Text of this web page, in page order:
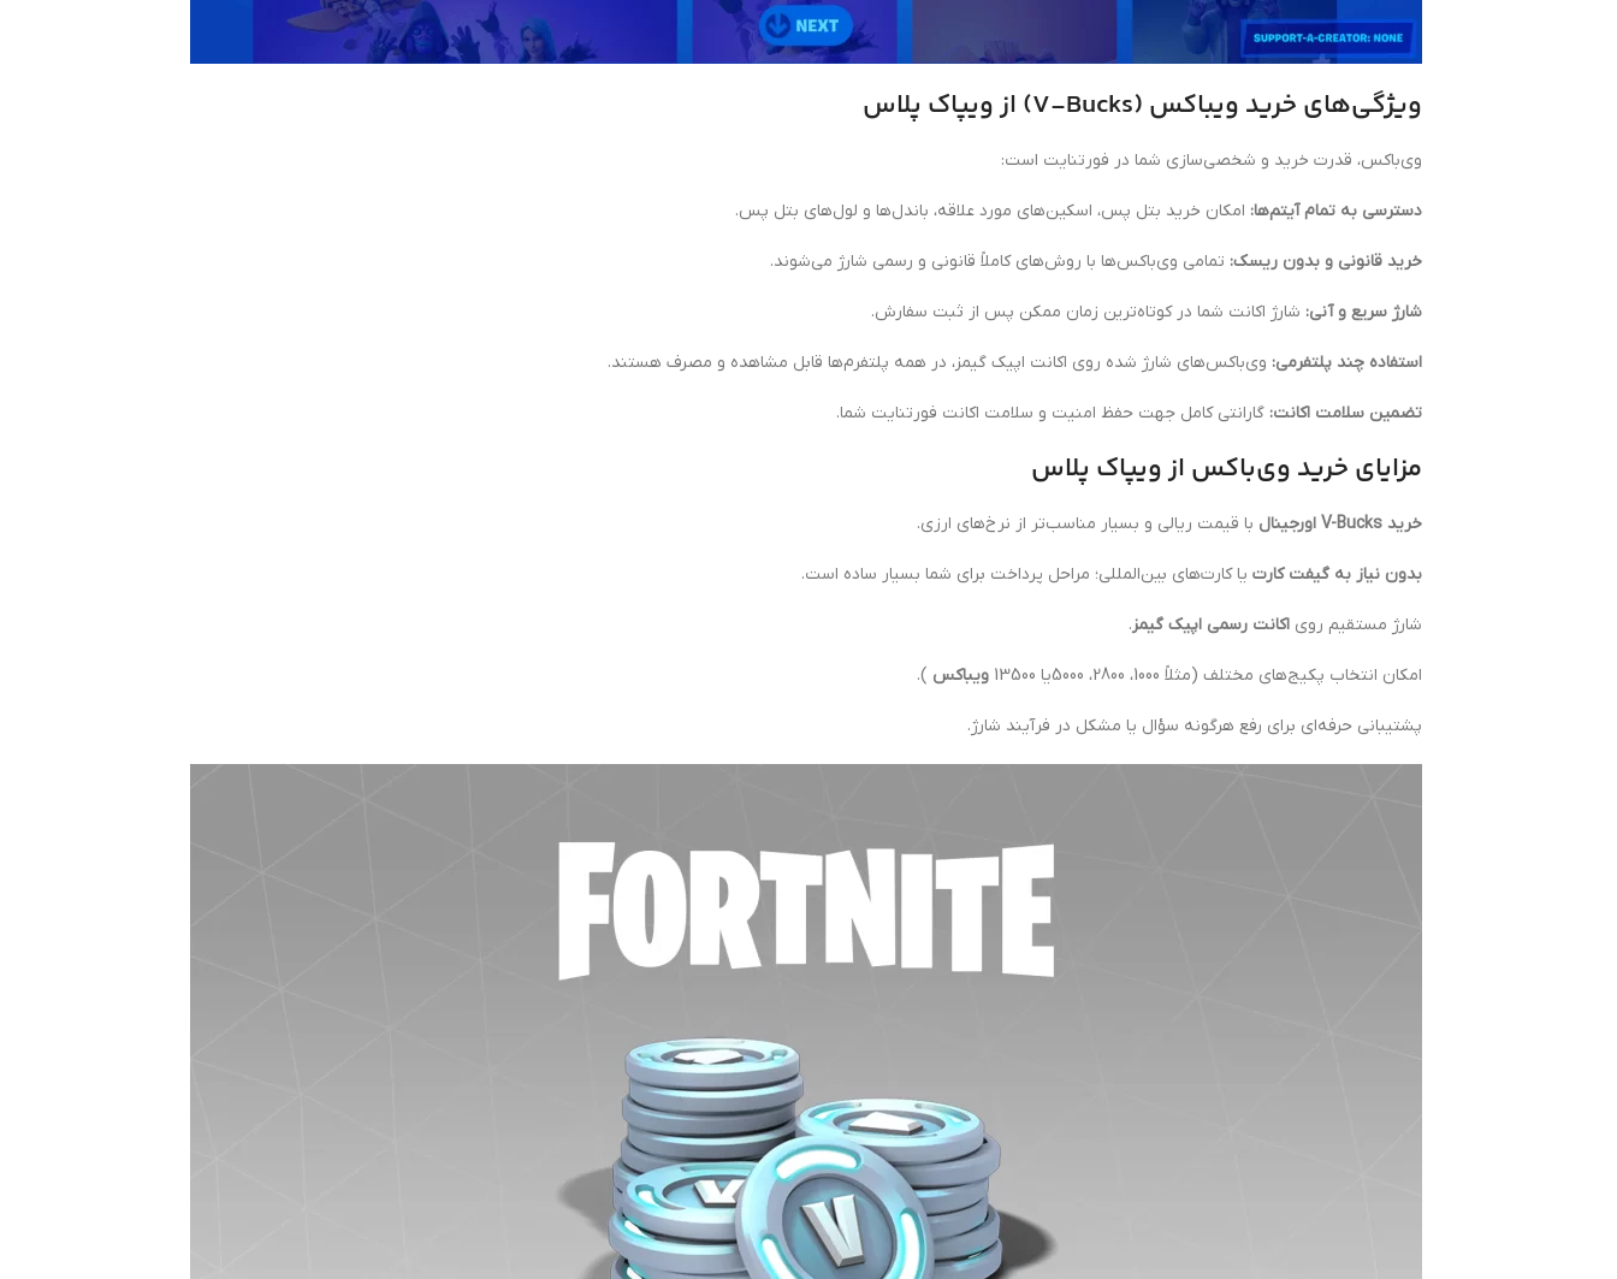
ویژگی‌های خرید ویباکس (V-Bucks) از ویپاک پلاس
وی‌باکس، قدرت خرید و شخصی‌سازی شما در فورتنایت است:
دسترسی به تمام آیتم‌ها: امکان خرید بتل پس، اسکین‌های مورد علاقه، باندل‌ها و لول‌های بتل پس.
خرید قانونی و بدون ریسک: تمامی وی‌باکس‌ها با روش‌های کاملاً قانونی و رسمی شارژ می‌شوند.
شارژ سریع و آنی: شارژ اکانت شما در کوتاه‌ترین زمان ممکن پس از ثبت سفارش.
استفاده چند پلتفرمی: وی‌باکس‌های شارژ شده روی اکانت اپیک گیمز، در همه پلتفرم‌ها قابل مشاهده و مصرف هستند.
تضمین سلامت اکانت: گارانتی کامل جهت حفظ امنیت و سلامت اکانت فورتنایت شما.
مزایای خرید وی‌باکس از ویپاک پلاس
خرید V-Bucks اورجینال با قیمت ریالی و بسیار مناسب‌تر از نرخ‌های ارزی.
بدون نیاز به گیفت کارت یا کارت‌های بین‌المللی؛ مراحل پرداخت برای شما بسیار ساده است.
شارژ مستقیم روی اکانت رسمی اپیک گیمز.
امکان انتخاب پکیج‌های مختلف (مثلاً 1000، 2800، 5000یا 13500 ویباکس ).
پشتیبانی حرفه‌ای برای رفع هرگونه سؤال یا مشکل در فرآیند شارژ.